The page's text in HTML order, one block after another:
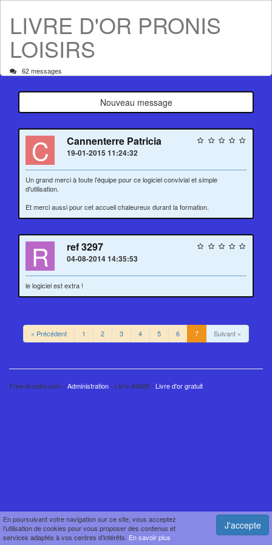
En poursuivant votre navigation sur ce site, vous acceptez
l’utilisation de cookies pour vous proposer des contenus et
services adaptés à vos centres d’intérêts. En savoir plus
J'accepte
LIVRE D'OR PRONIS
LOISIRS
62 messages
Nouveau message
C Cannenterre Patricia
19-01-2015 11:24:32
Un grand merci à toute l'équipe pour ce logiciel convivial et simple
d'utilisation.
Et merci aussi pour cet accueil chaleureux durant la formation.
R ref 3297
04-08-2014 14:35:53
le logiciel est extra !
« Précédent 1 2 3 4 5 6 7 Suivant »
Free-livredor.com - Administration- Livre 64928 - Livre d'or gratuit